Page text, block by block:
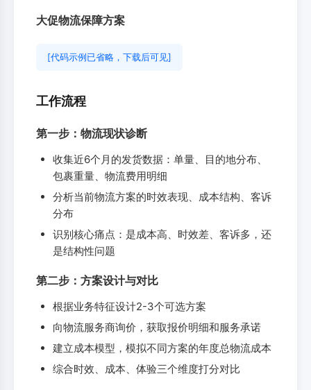
大促物流保障方案
[代码示例已省略，下载后可见]
工作流程
第一步：物流现状诊断
收集近6个月的发货数据：单量、目的地分布、
包裹重量、物流费用明细
分析当前物流方案的时效表现、成本结构、客诉
分布
识别核心痛点：是成本高、时效差、客诉多，还
是结构性问题
第二步：方案设计与对比
根据业务特征设计2-3个可选方案
向物流服务商询价，获取报价明细和服务承诺
建立成本模型，模拟不同方案的年度总物流成本
综合时效、成本、体验三个维度打分对比